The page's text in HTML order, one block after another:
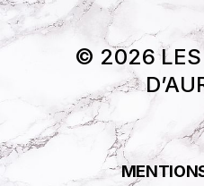
© 2026 LES